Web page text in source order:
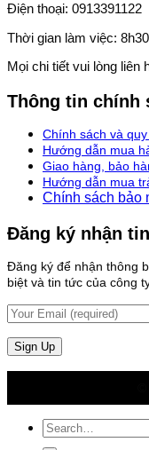
Điện thoại: 0913391122
Thời gian làm việc:
Mọi chi tiết vui lòng liên
Thông tin chính
Chính sách và
Hướng dẫn mua
Giao hàng, bảo
Hướng dẫn mua
Chính sách bảo
Đăng ký nhận tin
Đăng ký để nhận thông
biệt và tin tức của công
Search
for: